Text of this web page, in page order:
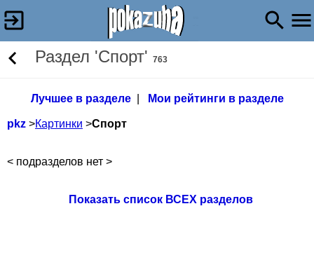
Раздел 'Спорт' 763
Лучшее в разделе| Мои рейтинги в разделе
pkz >Картинки >Спорт
< подразделов нет >
Показать список ВСЕХ разделов